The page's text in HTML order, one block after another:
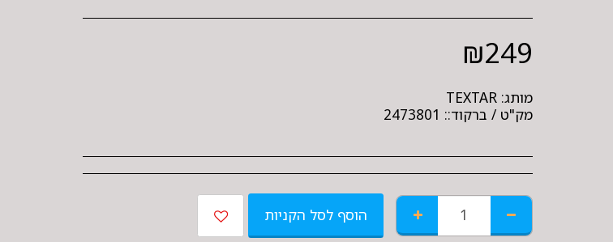
₪249
מותג: TEXTAR
מק"ט / ברקוד:: 2473801
הוסף לסל הקניות